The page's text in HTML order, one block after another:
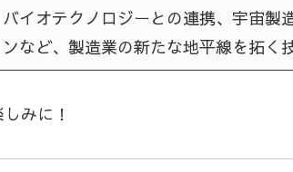
バイオテクノロジーとの連携、宇宙製
ンなど、製造業の新たな地平線を拓く
みに！